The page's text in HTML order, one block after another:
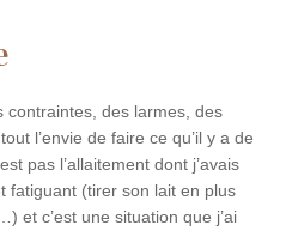
contraintes, des larmes, des
l’envie de faire ce qu’il y a de
pas l’allaitement dont j’avais
fatiguant (tirer son lait en plus
et c’est une situation que j’ai